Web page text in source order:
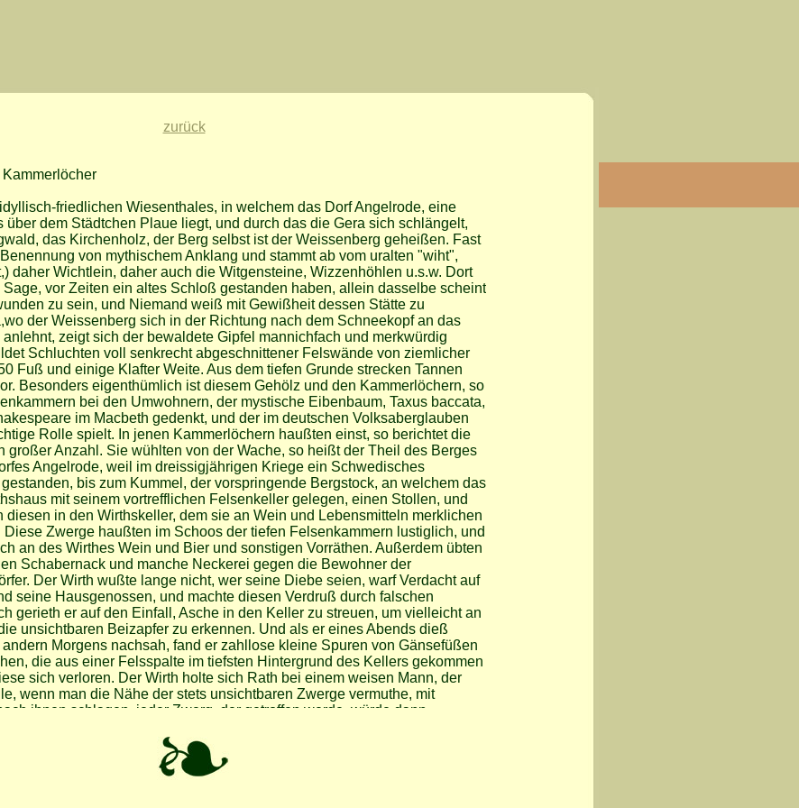
friedlichen Wiesenthales, in welchem das Dorf Angelrode, eine
über dem Städtchen Plaue liegt, und durch das die Gera sich schlängelt,
das Kirchenholz, der Berg selbst ist der Weissenberg geheißen. Fast
von mythischem Anklang und stammt ab vom uralten "wiht",
daher Wichtlein, daher auch die Witgensteine, Wizzenhöhlen u.s.w. Dort
vor Zeiten ein altes Schloß gestanden haben, allein dasselbe scheint
zu sein, und Niemand weiß mit Gewißheit dessen Stätte zu
der Weissenberg sich in der Richtung nach dem Schneekopf an das
anlehnt, zeigt sich der bewaldete Gipfel mannichfach und merkwürdig
Schluchten voll senkrecht abgeschnittener Felswände von ziemlicher
Fuß und einige Klafter Weite. Aus dem tiefen Grunde strecken Tannen
Besonders eigenthümlich ist diesem Gehölz und den Kammerlöchern, so
bei den Umwohnern, der mystische Eibenbaum, Taxus baccata,
im Macbeth gedenkt, und der im deutschen Volksaberglauben
Rolle spielt. In jenen Kammerlöchern haußten einst, so berichtet die
großer Anzahl. Sie wühlten von der Wache, so heißt der Theil des Berges
Angelrode, weil im dreissigjährigen Kriege ein Schwedisches
bis zum Kummel, der vorspringende Bergstock, an welchem das
mit seinem vortrefflichen Felsenkeller gelegen, einen Stollen, und
diesen in den Wirthskeller, dem sie an Wein und Lebensmitteln merklichen
Diese Zwerge haußten im Schoos der tiefen Felsenkammern lustiglich, und
an des Wirthes Wein und Bier und sonstigen Vorräthen. Außerdem übten
Schabernack und manche Neckerei gegen die Bewohner der
Der Wirth wußte lange nicht, wer seine Diebe seien, warf Verdacht auf
seine Hausgenossen, und machte diesen Verdruß durch falschen
gerieth er auf den Einfall, Asche in den Keller zu streuen, um vielleicht an
unsichtbaren Beizapfer zu erkennen. Und als er eines Abends dieß
Morgens nachsah, fand er zahllose kleine Spuren von Gänsefüßen
die aus einer Felsspalte im tiefsten Hintergrund des Kellers gekommen
sich verloren. Der Wirth holte sich Rath bei einem weisen Mann, der
wenn man die Nähe der stets unsichtbaren Zwerge vermuthe, mit
ihnen schlagen, jeder Zwerg, der getroffen werde, würde dann
Sonntag Eibenbüsche kreuzweise über ihre Wege lege, so beschritten
wieder. Der Wirth befolgte den Rath, theilte ihn weiter mit, und am
stieg die halbe Bevölkerung des Dorfes Angelrode hinauf in die
zurück